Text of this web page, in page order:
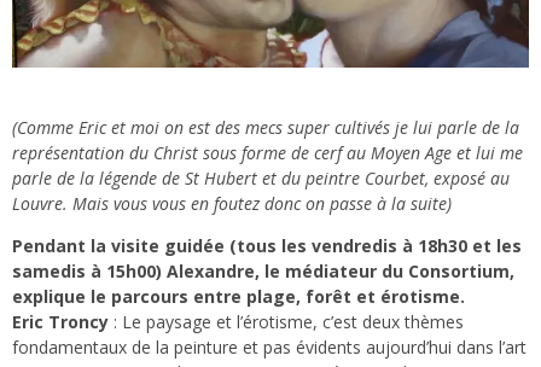
(Comme Eric et moi on est des mecs super cultivés je lui parle de la
représentation du Christ sous forme de cerf au Moyen Age et lui me
parle de la légende de St Hubert et du peintre Courbet, exposé au
Louvre. Mais vous vous en foutez donc on passe à la suite)
Pendant la visite guidée (tous les vendredis à 18h30 et les
samedis à 15h00) Alexandre, le médiateur du Consortium,
explique le parcours entre plage, forêt et érotisme.
Eric Troncy : Le paysage et l’érotisme, c’est deux thèmes
fondamentaux de la peinture et pas évidents aujourd’hui dans l’art